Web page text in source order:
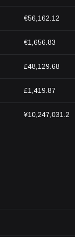
€56,162.12
€1,656.83
£48,129.68
£1,419.87
¥10,247,031.2